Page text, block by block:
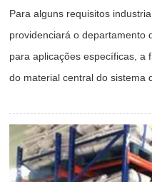
Para alguns requisitos
providenciará o departamento
para aplicações específicas, a
do material central do sistema